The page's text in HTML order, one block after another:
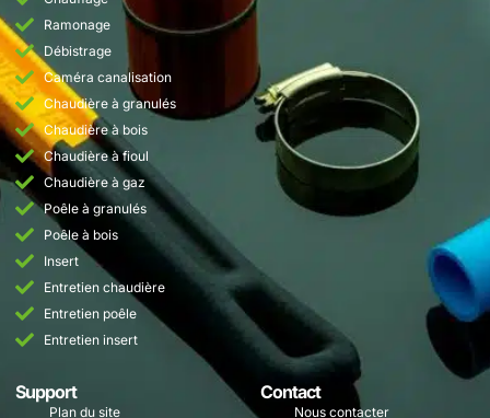
Ramonage
Débistrage
Caméra canalisation
Chaudière à granulés
Chaudière à bois
Chaudière à fioul
Chaudière à gaz
Poêle à granulés
Poêle à bois
Insert
Entretien chaudière
Entretien poêle
Entretien insert
Support
Plan du site
Contact
Nous contacter